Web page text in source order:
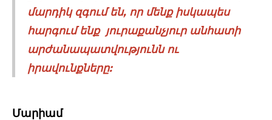
մարդիկ զգում են, որ մենք իսկապես
հարգում ենք յուրաքանչյուր անհատի
արժանապատվությունն ու
իրավունքները:
Մարիամ